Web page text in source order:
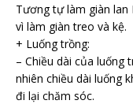
Tương tự làm giàn lan
vì làm giàn treo và kệ.
+ Luống trồng:
– Chiều dài của luống
nhiên chiều dài luống
đi lại chăm sóc.